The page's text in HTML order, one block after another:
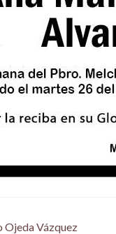
Ojeda Vázquez